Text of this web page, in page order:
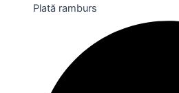
Plată ramburs